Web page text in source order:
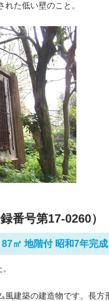
た低い壁のこと。
番号第17-0260）
㎡ 地階付 昭和7年完成
建築の建造物です。長方